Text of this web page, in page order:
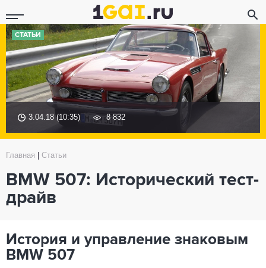
СТАТЬИ
3.04.18 (10:35) 8 832
Главная Статьи
BMW 507: Исторический тест-
драйв
История и управление знаковым
BMW 507